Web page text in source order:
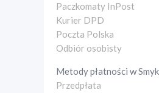
Paczkomaty InPost
Kurier DPD
Poczta Polska
Odbiór osobisty
Metody płatności wSmyk
Przedpłata